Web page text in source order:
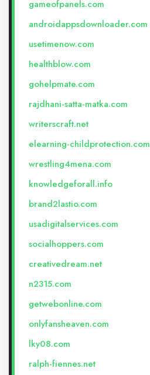
gameofpanels.com
androidappsdownloader.com
usetimenow.com
healthblow.com
gohelpmate.com
rajdhani-satta-matka.com
writerscraft.net
elearning-childprotection.com
wrestling4mena.com
knowledgeforall.info
brand2lastio.com
usadigitalservices.com
socialhoppers.com
creativedream.net
n2315.com
getwebonline.com
onlyfansheaven.com
lky08.com
ralph-fiennes.net